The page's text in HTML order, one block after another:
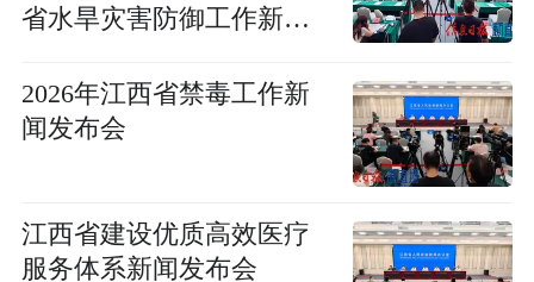
省水旱灾害防御工作新闻
2026年江西省禁毒工作新
闻发布会
江西省建设优质高效医疗
服务体系新闻发布会